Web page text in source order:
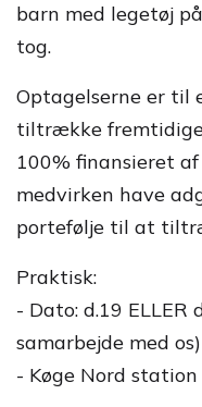
barn med legetøj
tog.
Optagelserne er til
tiltrække
100% finansieret
medvirken have
portefølje til at
Praktisk:
- Dato: d.19
samarbejde med os)
- Køge Nord